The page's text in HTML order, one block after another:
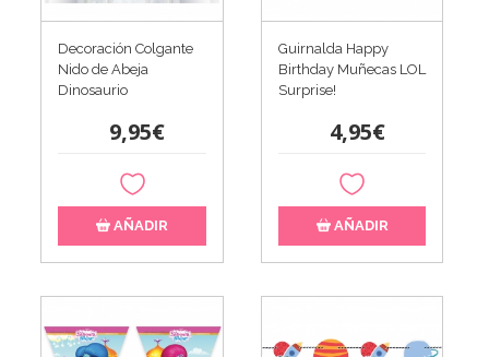
Decoración Colgante
Nido de Abeja
Dinosaurio
9,95€
AÑADIR
Guirnalda Happy
Birthday Muñecas LOL
Surprise!
4,95€
AÑADIR